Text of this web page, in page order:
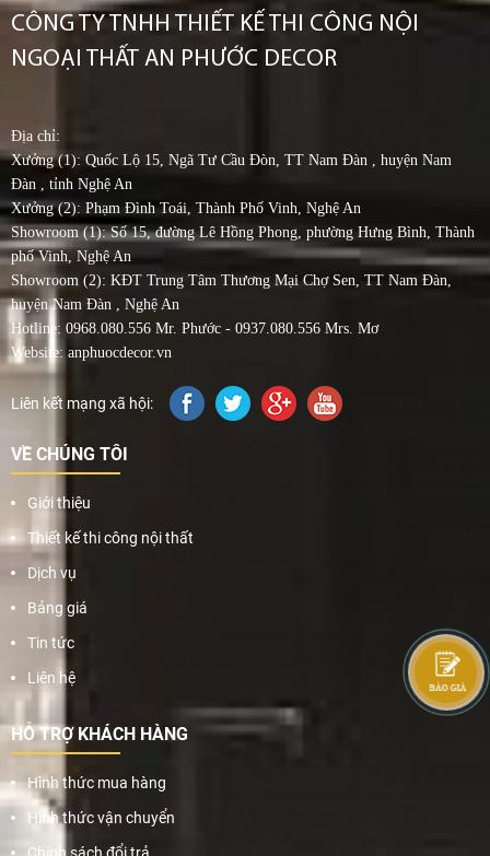
CÔNG TY TNHH THIẾT KẾ THI CÔNG NỘI
NGOẠI THẤT AN PHƯỚC DECOR
Địa chỉ:
Xưởng (1): Quốc Lộ 15, Ngã Tư Cầu Đòn, TT Nam Đàn , huyện Nam
Đàn , tỉnh Nghệ An
Xưởng (2): Phạm Đình Toái, Thành Phố Vinh, Nghệ An
Showroom (1): Số 15, đường Lê Hồng Phong, phường Hưng Bình, Thành
phố Vinh, Nghệ An
Showroom (2): KĐT Trung Tâm Thương Mại Chợ Sen, TT Nam Đàn,
huyện Nam Đàn , Nghệ An
Hotline: 0968.080.556 Mr. Phước - 0937.080.556 Mrs. Mơ
Website: anphuocdecor.vn
Liên kết mạng xã hội:
VỀ CHÚNG TÔI
Giới thiệu
Thiết kế thi công nội thất
Dịch vụ
Bảng giá
Tin tức
Liên hệ
HỖ TRỢ KHÁCH HÀNG
Hình thức mua hàng
Hình thức vận chuyển